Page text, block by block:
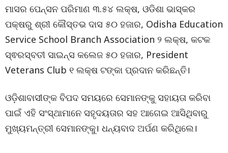
ମାସର ପେନ୍ସନ ପରିମାଣ ୩.୫୪ ଲକ୍ଷ, ଓଡିଶା ଭାସ୍କର
ପକ୍ଷରୁ ଶ୍ରୀ କୌସ୍ତଭ ଦାସ ୫୦ ହଜାର, Odisha Education
Service School Branch Association ୨ ଲକ୍ଷ, କଟକ
ସ୍ଵରସ୍ବତୀ ସାଇନ୍ସ କଲେଜ ୫୦ ହଜାର, President
Veterans Club ୧ ଲକ୍ଷ ଟଙ୍କା ପ୍ରଦାନ କରିଛନ୍ତି।
ଓଡ଼ିଶାବାସୀଙ୍କ ବିପଦ ସମୟରେ ସେମାନଙ୍କୁ ସହାୟତା କରିବା
ପାଇଁ ଏହି ସଂସ୍ଥାମାନେ ସହୃଦୟତାର ସହ ଆଗେଇ ଆସିଥିବାରୁ
ମୁଖ୍ୟମନ୍ତ୍ରୀ ସେମାନଙ୍କୁ। ଧନ୍ୟବାଦ ଅର୍ପଣ କରିଥିଲେ।